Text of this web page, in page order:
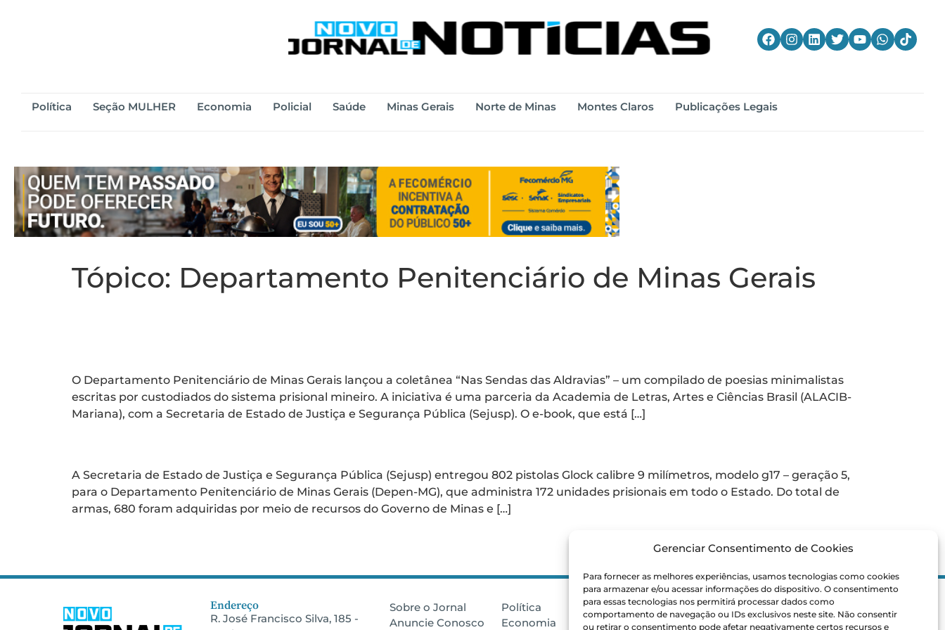
Gerenciar Consentimento de Cookies
Para fornecer as melhores experiências, usamos tecnologias como cookies
para armazenar e/ou acessar informações do dispositivo. O consentimento
para essas tecnologias nos permitirá processar dados como
comportamento de navegação ou IDs exclusivos neste site. Não consentir
ou retirar o consentimento pode afetar negativamente certos recursos e
Política Seção MULHER Economia Policial Saúde Minas Gerais Norte de Minas Montes Claros Publicações Legais
Tópico: Departamento Penitenciário de Minas Gerais
O Departamento Penitenciário de Minas Gerais lançou a coletânea “Nas Sendas das Aldravias” – um compilado de poesias minimalistas
escritas por custodiados do sistema prisional mineiro. A iniciativa é uma parceria da Academia de Letras, Artes e Ciências Brasil (ALACIB-
Mariana), com a Secretaria de Estado de Justiça e Segurança Pública (Sejusp). O e-book, que está […]
A Secretaria de Estado de Justiça e Segurança Pública (Sejusp) entregou 802 pistolas Glock calibre 9 milímetros, modelo g17 – geração 5,
para o Departamento Penitenciário de Minas Gerais (Depen-MG), que administra 172 unidades prisionais em todo o Estado. Do total de
armas, 680 foram adquiridas por meio de recursos do Governo de Minas e […]
Endereço
R. José Francisco Silva, 185 -
Sobre o Jornal
Anuncie Conosco
Política
Economia
Minas Gerais
Montes Claros